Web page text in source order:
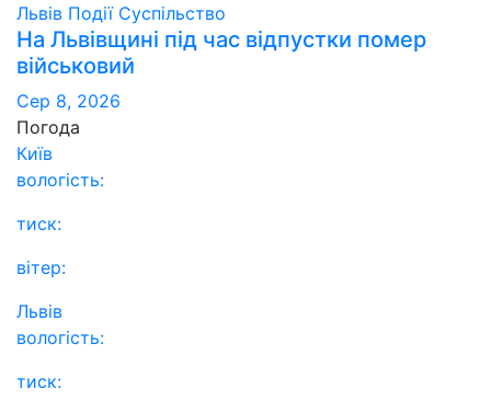
Львів Події Суспільство
На Львівщині під час відпустки помер
військовий
Сер 8, 2026
Погода
Київ
вологість:
тиск:
вітер:
Львів
вологість:
тиск: